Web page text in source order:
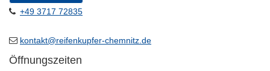
+49 3717 72835
kontakt@reifenkupfer-chemnitz.de
Öffnungszeiten